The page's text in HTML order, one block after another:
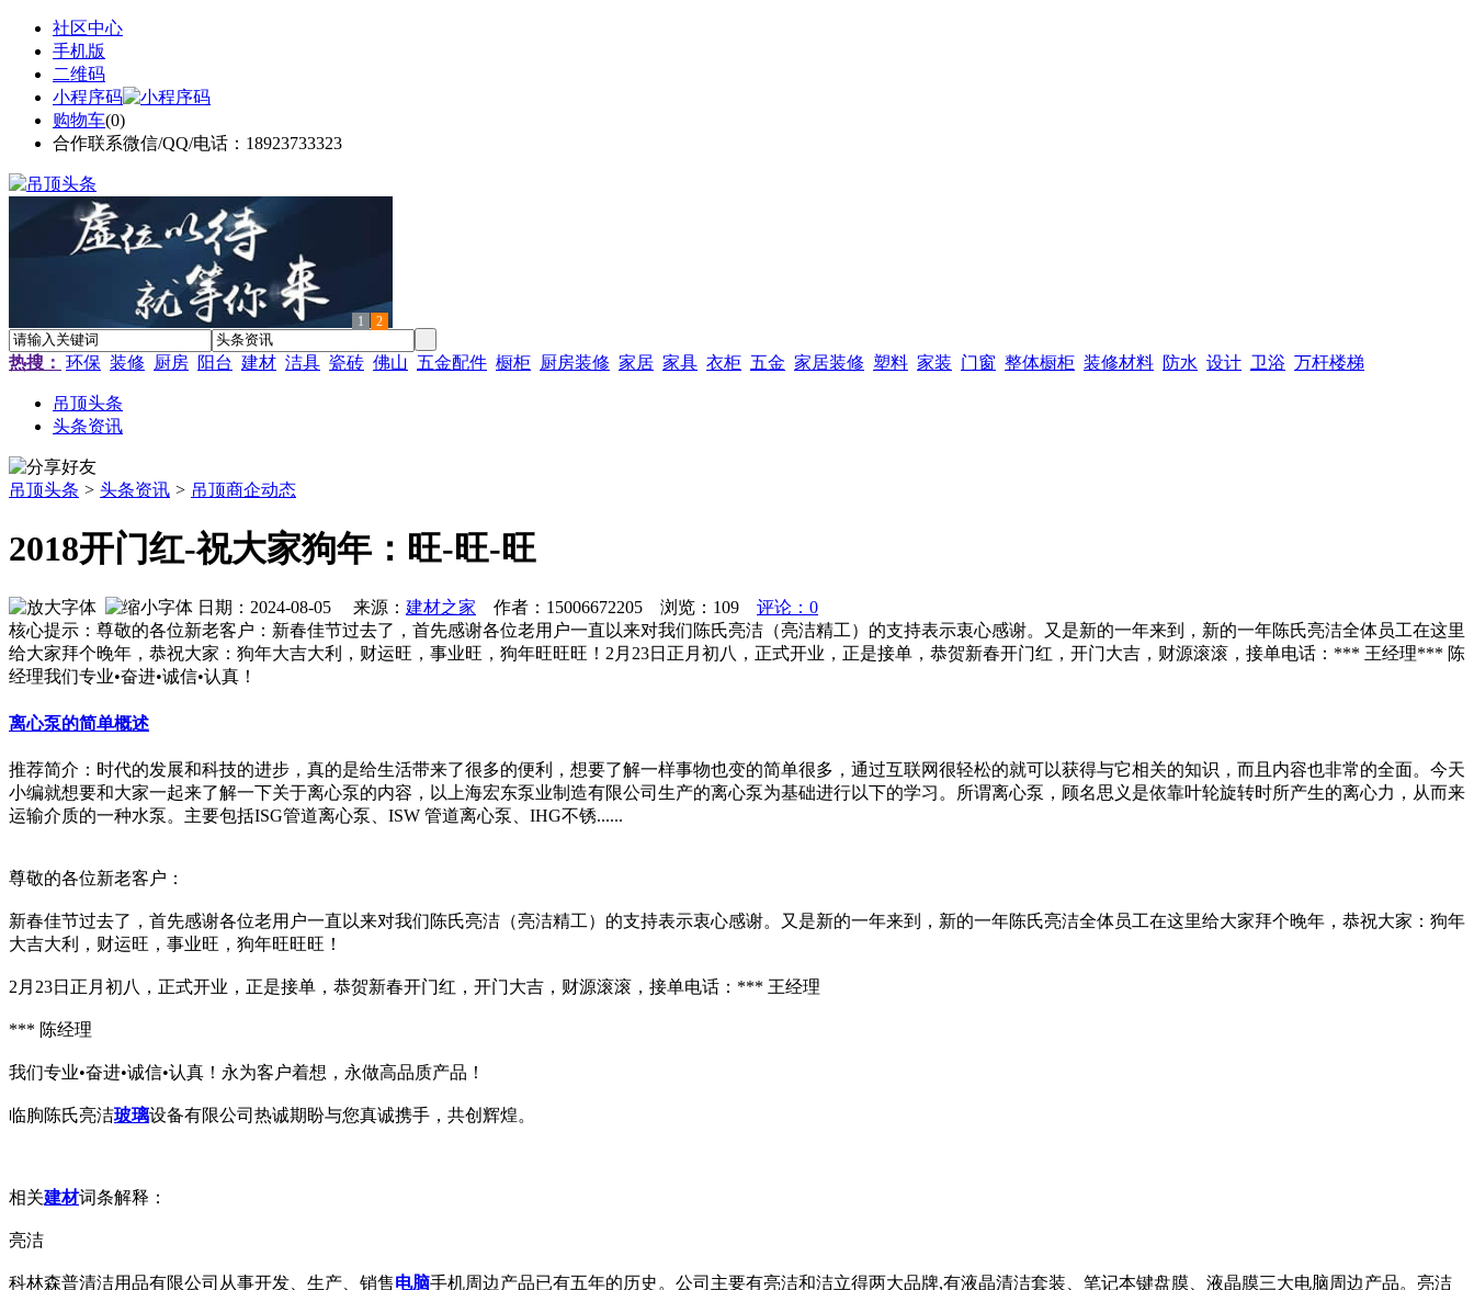
社区中心
手机版
二维码
小程序码
购物车(0)
合作联系微信/QQ/电话：18923733323
1 2
热搜： 环保 装修 厨房 阳台 建材 洁具 瓷砖 佛山 五金配件 橱柜 厨房装修 家居 家具 衣柜 五金 家居装修 塑料 家装 门窗 整体橱柜 装修材料 防水 设计 卫浴 万杆楼梯
吊顶头条
头条资讯
吊顶头条 > 头条资讯 > 吊顶商企动态
2018开门红-祝大家狗年：旺-旺-旺
日期：2024-08-05 来源： 建材之家 作者：15006672205 浏览： 109
评论：0
核心提示：尊敬的各位新老客户：新春佳节过去了，首先感谢各位老用户一直以来对我们陈氏亮洁（亮洁精工）的支持表示衷心感谢。又是新的一年来到，新的一年陈氏亮洁全体员工在这里
给大家拜个晚年，恭祝大家：狗年大吉大利，财运旺，事业旺，狗年旺旺旺！2月23日正月初八，正式开业，正是接单，恭贺新春开门红，开门大吉，财源滚滚，接单电话：*** 王经理*** 陈
经理我们专业•奋进•诚信•认真！
离心泵的简单概述
推荐简介：时代的发展和科技的进步，真的是给生活带来了很多的便利，想要了解一样事物也变的简单很多，通过互联网很轻松的就可以获得与它相关的知识，而且内容也非常的全面。今天
小编就想要和大家一起来了解一下关于离心泵的内容，以上海宏东泵业制造有限公司生产的离心泵为基础进行以下的学习。所谓离心泵，顾名思义是依靠叶轮旋转时所产生的离心力，从而来
运输介质的一种水泵。主要包括ISG管道离心泵、ISW 管道离心泵、IHG不锈......
尊敬的各位新老客户：
新春佳节过去了，首先感谢各位老用户一直以来对我们陈氏亮洁（亮洁精工）的支持表示衷心感谢。又是新的一年来到，新的一年陈氏亮洁全体员工在这里给大家拜个晚年，恭祝大家：狗年
大吉大利，财运旺，事业旺，狗年旺旺旺！
2月23日正月初八，正式开业，正是接单，恭贺新春开门红，开门大吉，财源滚滚，接单电话：*** 王经理
*** 陈经理
我们专业•奋进•诚信•认真！永为客户着想，永做高品质产品！
临朐陈氏亮洁玻璃设备有限公司热诚期盼与您真诚携手，共创辉煌。
相关建材词条解释：
亮洁
科林森普清洁用品有限公司从事开发、生产、销售电脑手机周边产品已有五年的历史。公司主要有亮洁和洁立得两大品牌,有液晶清洁套装、笔记本键盘膜、液晶膜三大电脑周边产品。亮洁